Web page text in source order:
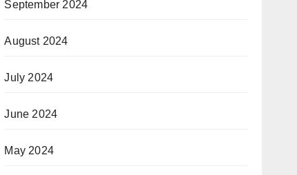
September 2024
August 2024
July 2024
June 2024
May 2024